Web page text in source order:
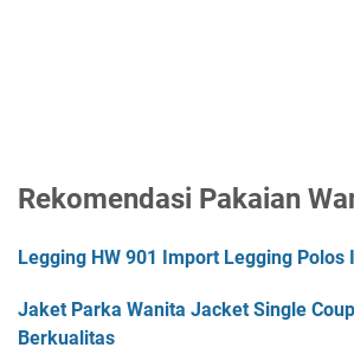
Rekomendasi Pakaian
Legging HW 901 Import Legging Polos
Jaket Parka Wanita Jacket Single
Berkualitas